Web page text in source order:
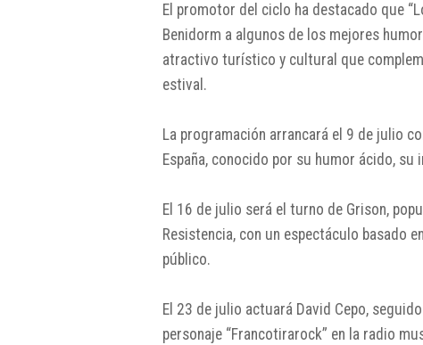
El promotor del ciclo ha destacado que
Benidorm a algunos de los mejores
atractivo turístico y cultural que
estival.
La programación arrancará el 9 de julio
España, conocido por su humor ácido,
El 16 de julio será el turno de Grison,
Resistencia, con un espectáculo basado
público.
El 23 de julio actuará David Cepo,
personaje “Francotirarock” en la radio